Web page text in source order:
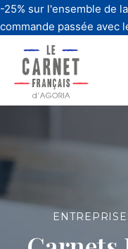
-25% sur l'ensemble de
commande passée avec
contenu